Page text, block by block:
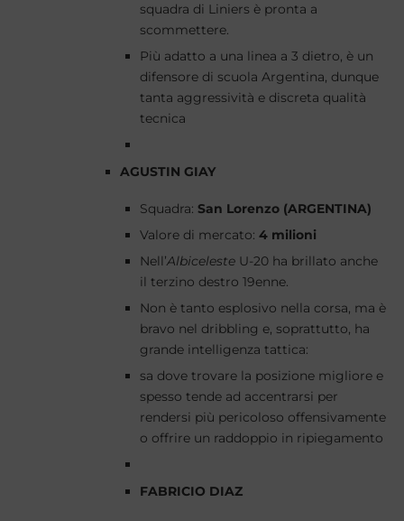
squadra di Liniers è pronta a
scommettere.
Più adatto a una linea a 3 dietro, è un
difensore di scuola Argentina, dunque
tanta aggressività e discreta qualità
tecnica
AGUSTIN GIAY
Squadra: San Lorenzo (ARGENTINA)
Valore di mercato: 4 milioni
Nell’Albiceleste U-20 ha brillato anche
il terzino destro 19enne.
Non è tanto esplosivo nella corsa, ma è
bravo nel dribbling e, soprattutto, ha
grande intelligenza tattica:
sa dove trovare la posizione migliore e
spesso tende ad accentrarsi per
rendersi più pericoloso offensivamente
o offrire un raddoppio in ripiegamento
FABRICIO DIAZ